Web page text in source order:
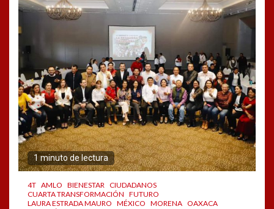
1 minuto de lectura
4T AMLO BIENESTAR CIUDADANOS
CUARTA TRANSFORMACIÓN FUTURO
LAURA ESTRADA MAURO MÉXICO MORENA OAXACA